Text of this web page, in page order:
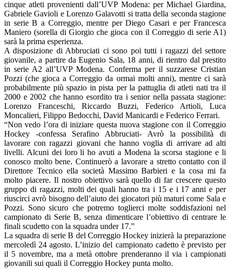
cinque atleti provenienti dall’UVP Modena: per Michael Giardina,
Gabriele Gavioli e Lorenzo Galavotti si tratta della seconda stagione
in serie B a Correggio, mentre per Diego Casari e per Francesca
Maniero (sorella di Giorgio che gioca con il Correggio di serie A1)
sarà la prima esperienza.
A disposizione di Abbruciati ci sono poi tutti i ragazzi del settore
giovanile, a partire da Eugenio Sala, 18 anni, di rientro dal prestito
in serie A2 all’UVP Modena. Conferma per il suzzarese Cristian
Pozzi (che gioca a Correggio da ormai molti anni), mentre ci sarà
probabilmente più spazio in pista per la pattuglia di atleti nati tra il
2000 e 2002 che hanno esordito tra i senior nella passata stagione:
Lorenzo Franceschi, Riccardo Buzzi, Federico Artioli, Luca
Moncalieri, Filippo Bedocchi, David Manicardi e Federico Ferrari.
“Non vedo l’ora di iniziare questa nuova stagione con il Correggio
Hockey -confessa Serafino Abbruciati- Avrò la possibilità di
lavorare con ragazzi giovani che hanno voglia di arrivare ad alti
livelli. Alcuni dei loro li ho avuti a Modena la scorsa stagione e li
conosco molto bene. Continuerò a lavorare a stretto contatto con il
Direttore Tecnico ella società Massimo Barbieri e la cosa mi fa
molto piacere. Il nostro obiettivo sarà quello di far crescere questo
gruppo di ragazzi, molti dei quali hanno tra i 15 e i 17 anni e per
riuscirci avrò bisogno dell’aiuto dei giocatori più maturi come Sala e
Pozzi. Sono sicuro che potremo toglierci molte soddisfazioni nel
campionato di Serie B, senza dimenticare l’obiettivo di centrare le
finali scudetto con la squadra under 17.”
La squadra di serie B del Correggio Hockey inizierà la preparazione
mercoledì 24 agosto. L’inizio del campionato cadetto è previsto per
il 5 novembre, ma a metà ottobre prenderanno il via i campionati
giovanili sui quali il Correggio Hockey punta molto.